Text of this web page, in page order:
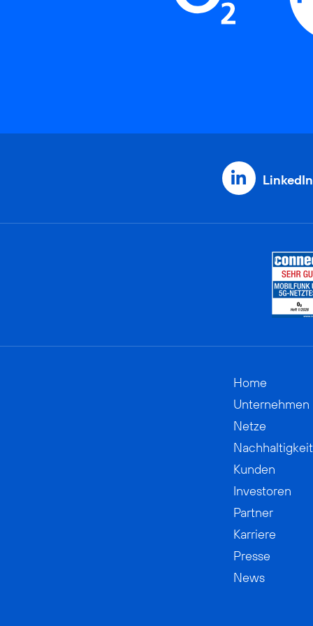
LinkedIn
Home
Unternehmen
Netze
Nachhaltigkeit
Kunden
Investoren
Partner
Karriere
Presse
News